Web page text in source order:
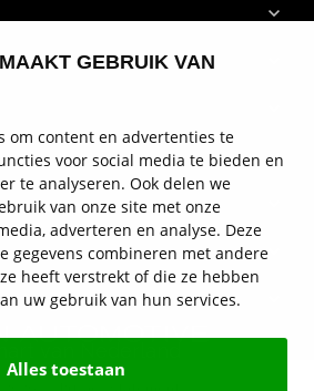
GEBRUIK VAN
om content en advertenties te
voor social media te bieden en
te analyseren. Ook delen we
van onze site met onze
adverteren en analyse. Deze
gegevens combineren met andere
heeft verstrekt of die ze hebben
uw gebruik van hun services.
Alles toestaan